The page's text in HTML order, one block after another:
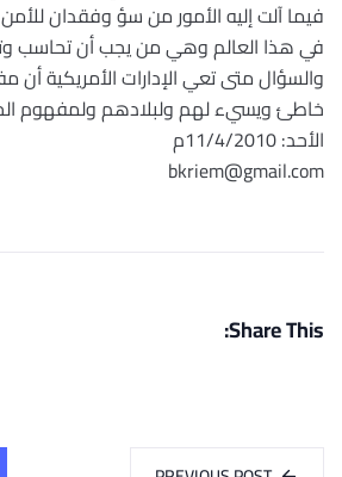
فيما آلت إليه الأمور من سؤ وفقدان
في هذا العالم وهي من يجب أن تحاسب
والسؤال متى تعي الإدارات الأمريكية أن
خاطئ ويسيء لهم ولبلادهم ولمفهوم
الأحد: 11/4/2010م
bkriem@gmail.com
Share This: